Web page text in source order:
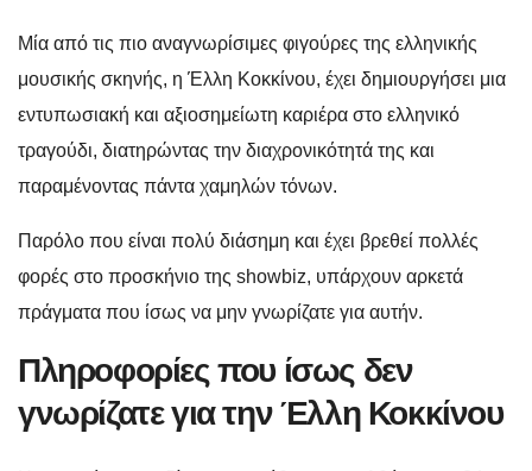
Μία από τις πιο αναγνωρίσιμες φιγούρες της ελληνικής
μουσικής σκηνής, η Έλλη Κοκκίνου, έχει δημιουργήσει μια
εντυπωσιακή και αξιοσημείωτη καριέρα στο ελληνικό
τραγούδι, διατηρώντας την διαχρονικότητά της και
παραμένοντας πάντα χαμηλών τόνων.
Παρόλο που είναι πολύ διάσημη και έχει βρεθεί πολλές
φορές στο προσκήνιο της showbiz, υπάρχουν αρκετά
πράγματα που ίσως να μην γνωρίζατε για αυτήν.
Πληροφορίες που ίσως δεν
γνωρίζατε για την Έλλη Κοκκίνου